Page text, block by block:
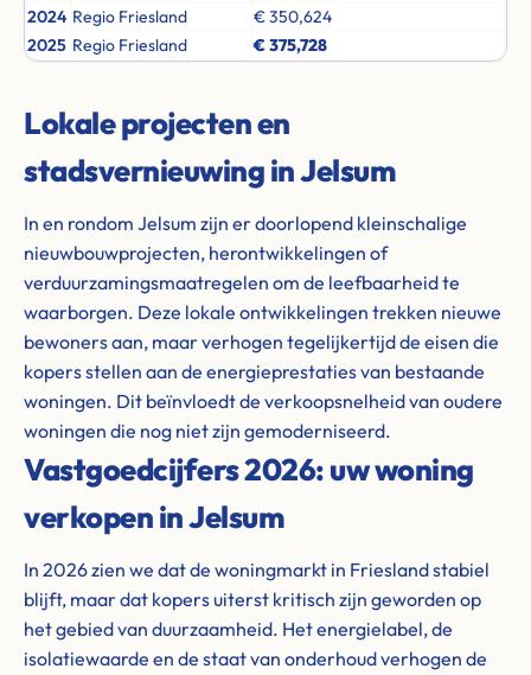
2024 Regio Friesland
€ 350,624
2025 Regio Friesland € 375,728
Lokale projecten en
stadsvernieuwing in Jelsum
In en rondom Jelsum zijn er doorlopend kleinschalige
nieuwbouwprojecten, herontwikkelingen of
verduurzamingsmaatregelen om de leefbaarheid te
waarborgen. Deze lokale ontwikkelingen trekken nieuwe
bewoners aan, maar verhogen tegelijkertijd de eisen die
kopers stellen aan de energieprestaties van bestaande
woningen. Dit beïnvloedt de verkoopsnelheid van oudere
woningen die nog niet zijn gemoderniseerd.
Vastgoedcijfers 2026: uw woning
verkopen in Jelsum
In 2026 zien we dat de woningmarkt in Friesland stabiel
blijft, maar dat kopers uiterst kritisch zijn geworden op
het gebied van duurzaamheid. Het energielabel, de
isolatiewaarde en de staat van onderhoud verhogen de